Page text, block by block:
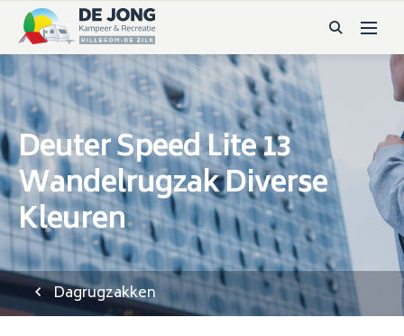
Deuter Speed Lite 13
Wandelrugzak Diverse
Kleuren
Dagrugzakken